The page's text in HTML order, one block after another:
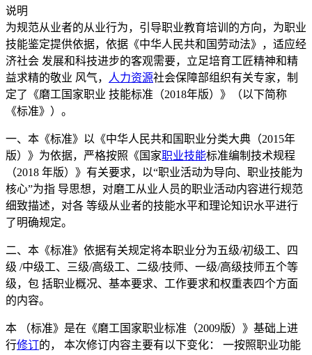
说明
为规范从业者的从业行为，引导职业教育培训的方向，为职业
技能鉴定提供依据，依据《中华人民共和国劳动法》，适应经
济社会 发展和科技进步的客观需要，立足培育工匠精神和精
益求精的敬业 风气， 人力资源社会保障部组织有关专家，制
定了《磨工国家职业 技能标准（2018年版）》（以下简称
《标准》）。
一、本《标准》以《中华人民共和国职业分类大典（2015年
版）》为依据，严格按照《国家职业技能标准编制技术规程
（2018 年版）》有关要求，以“职业活动为导向、职业技能为
核心”为指 导思想，对磨工从业人员的职业活动内容进行规范
细致描述，对各 等级从业者的技能水平和理论知识水平进行
了明确规定。
二、本《标准》依据有关规定将本职业分为五级/初级工、四
级 /中级工、三级/高级工、二级/技师、一级/高级技师五个等
级，包 括职业概况、基本要求、工作要求和权重表四个方面
的内容。
本 （标准》是在《磨工国家职业标准（2009版）》基础上进
行修订的， 本次修订内容主要有以下变化： 一按照职业功能